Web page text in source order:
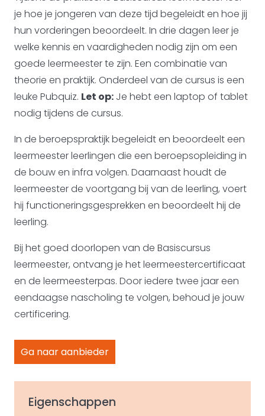
je hoe je jongeren van deze tijd begeleidt en hoe jij
hun vorderingen beoordeelt. In drie dagen leer je
welke kennis en vaardigheden nodig zijn om een
goede leermeester te zijn. Een combinatie van
theorie en praktijk. Onderdeel van de cursus is een
leuke Pubquiz. Let op: Je hebt een laptop of tablet
nodig tijdens de cursus.
In de beroepspraktijk begeleidt en beoordeelt een
leermeester leerlingen die een beroepsopleiding in
de bouw en infra volgen. Daarnaast houdt de
leermeester de voortgang bij van de leerling, voert
hij functioneringsgesprekken en beoordeelt hij de
leerling.
Bij het goed doorlopen van de Basiscursus
leermeester, ontvang je het leermeestercertificaat
en de leermeesterpas. Door iedere twee jaar een
eendaagse nascholing te volgen, behoud je jouw
certificering.
Ga naar aanbieder
Eigenschappen